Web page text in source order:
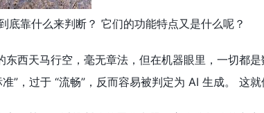
底靠什么来判断？ 它们的功能特点又是什么呢？
东西天马行空，毫无章法，但在机器眼里，一切都
”，过于 “流畅”，反而容易被判定为 AI 生成。 这